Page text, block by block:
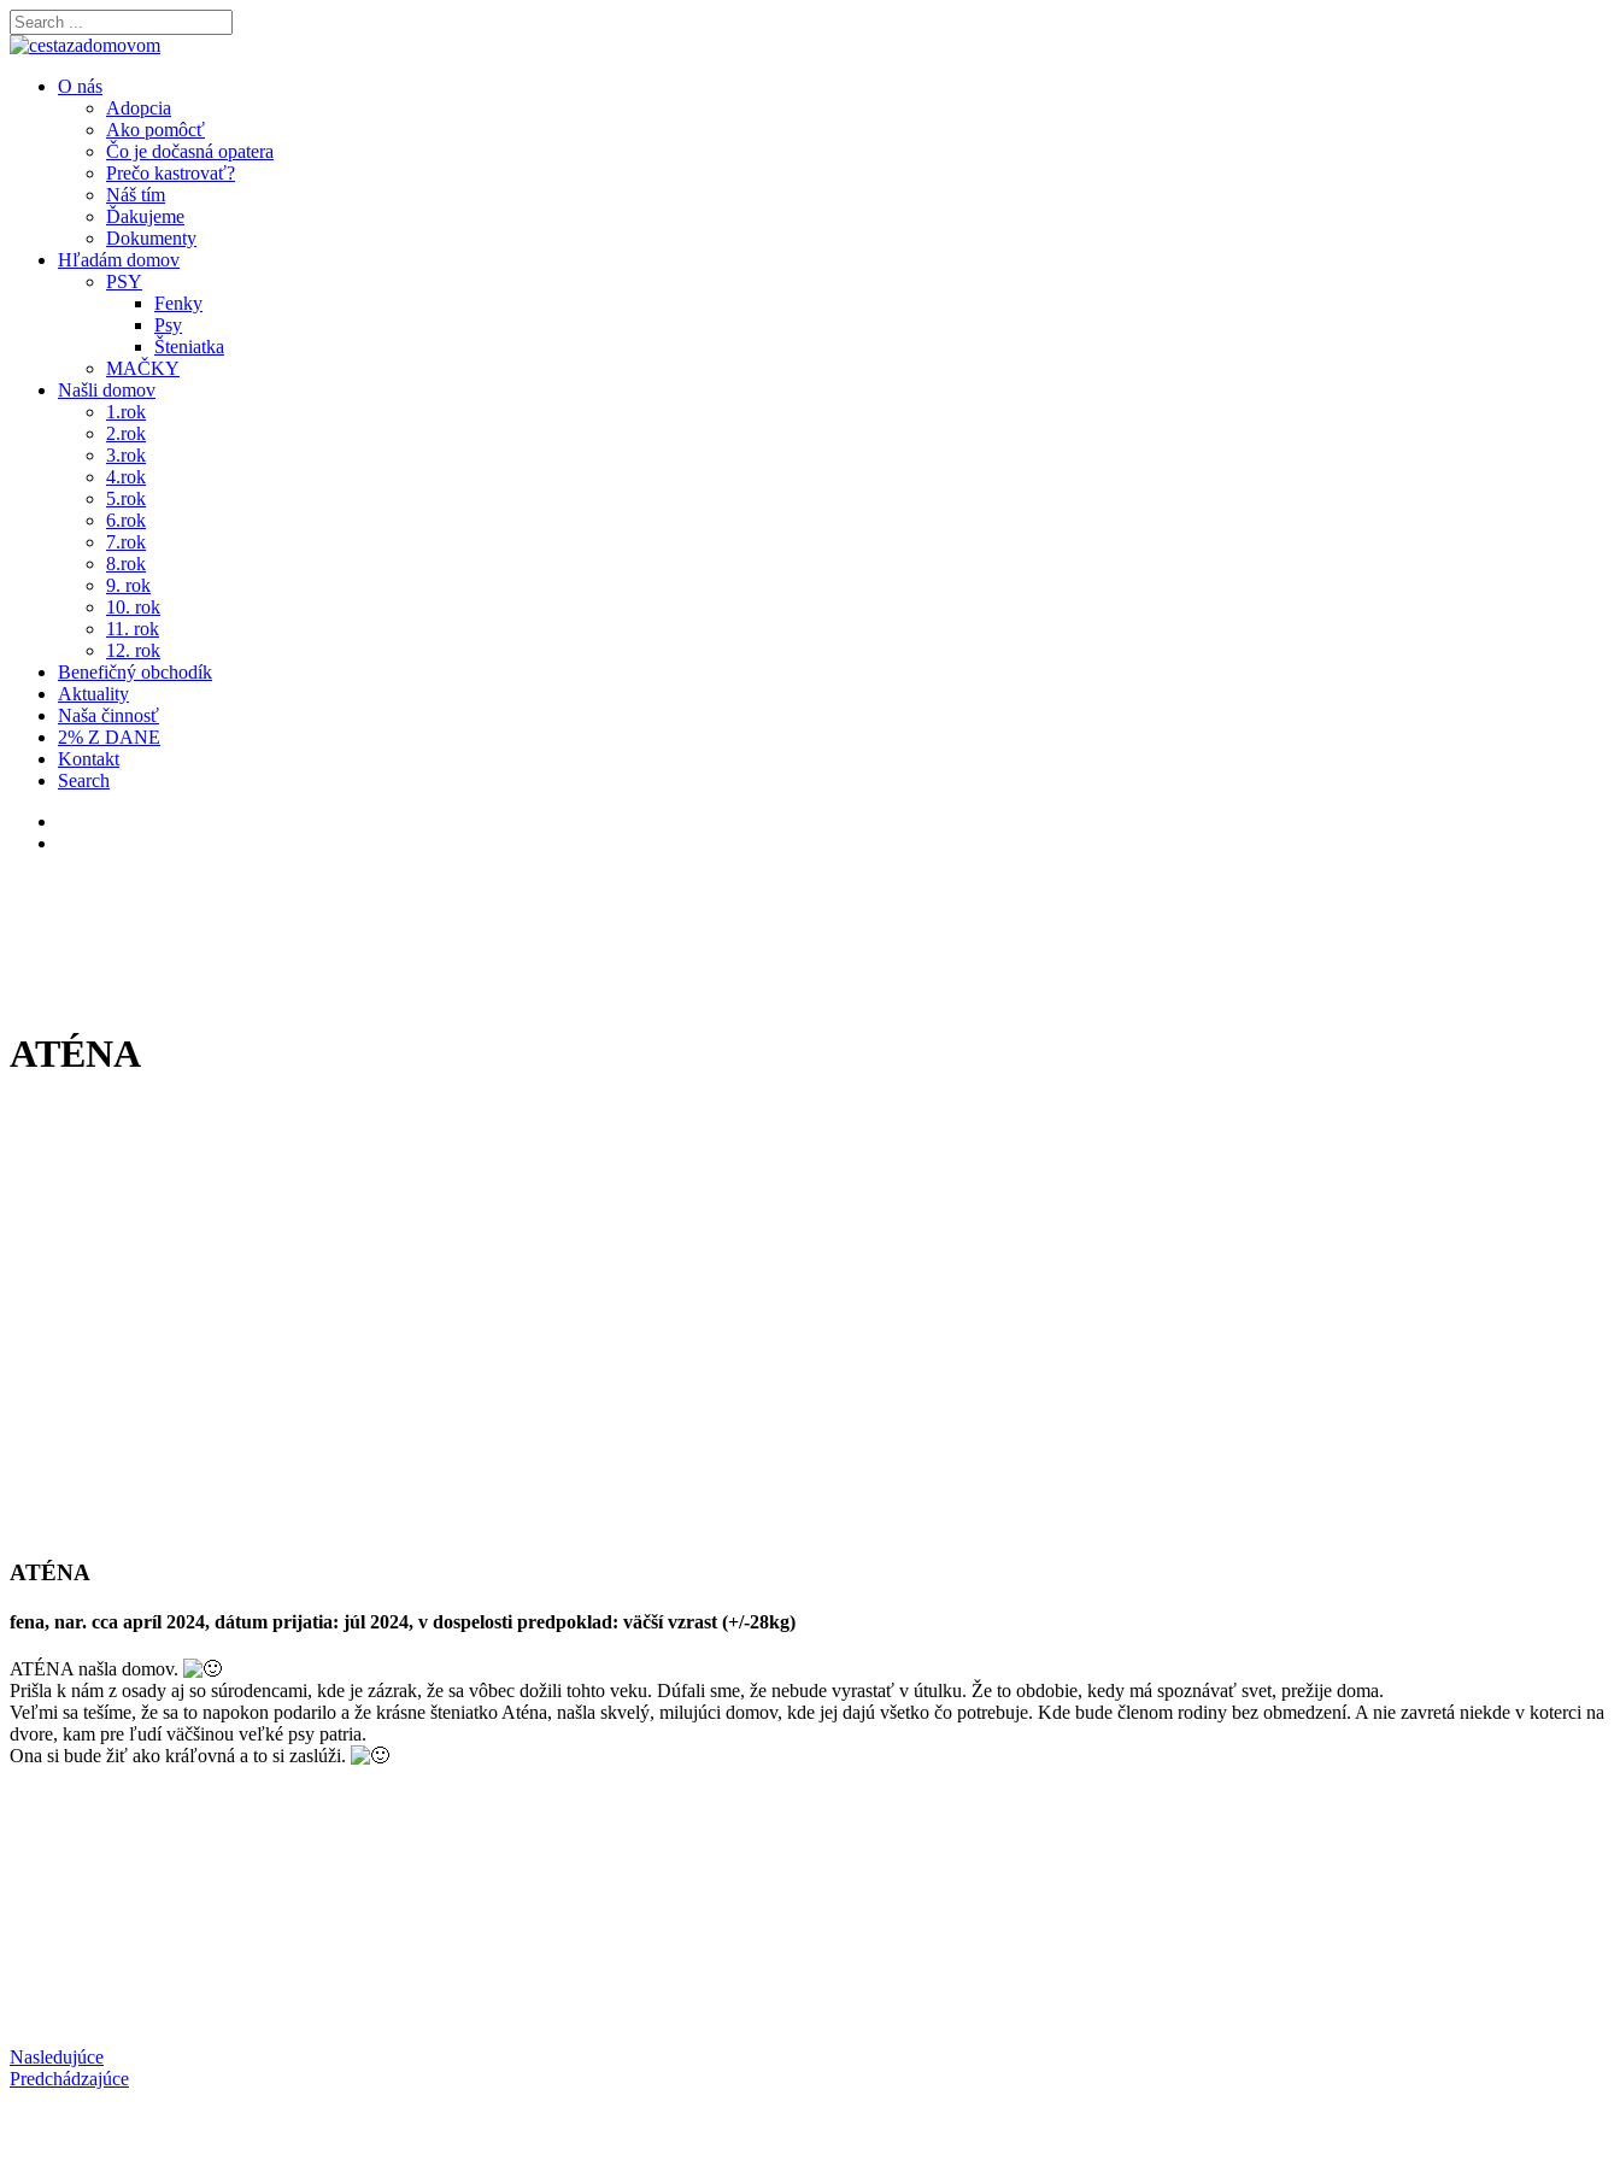
O nás
Adopcia
Ako pomôcť
Čo je dočasná opatera
Prečo kastrovať?
Náš tím
Ďakujeme
Dokumenty
Hľadám domov
PSY
Fenky
Psy
Šteniatka
MAČKY
Našli domov
1.rok
2.rok
3.rok
4.rok
5.rok
6.rok
7.rok
8.rok
9. rok
10. rok
11. rok
12. rok
Benefičný obchodík
Aktuality
Naša činnosť
2% Z DANE
Kontakt
Search
ATÉNA
ATÉNA
fena, nar. cca apríl 2024, dátum prijatia: júl 2024, v dospelosti predpoklad: väčší vzrast (+/-28kg)
ATÉNA našla domov.
Prišla k nám z osady aj so súrodencami, kde je zázrak, že sa vôbec dožili tohto veku. Dúfali sme, že nebude vyrastať v útulku. Že to obdobie, kedy má spoznávať svet, prežije doma.
Veľmi sa tešíme, že sa to napokon podarilo a že krásne šteniatko Aténa, našla skvelý, milujúci domov, kde jej dajú všetko čo potrebuje. Kde bude členom rodiny bez obmedzení. A nie zavretá niekde v koterci na
dvore, kam pre ľudí väčšinou veľké psy patria.
Ona si bude žiť ako kráľovná a to si zaslúži.
Nasledujúce
Predchádzajúce